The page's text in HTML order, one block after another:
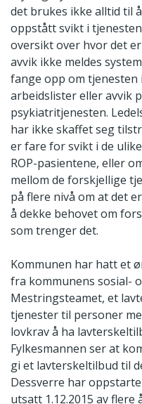
det brukes ikke alltid til
oppstått svikt i
oversikt over hvor det
avvik ikke meldes
fange opp om
arbeidslister eller avvik
psykiatritjenesten.
har ikke skaffet seg
er fare for svikt i de
ROP-pasientene, eller
mellom de forskjellige
på flere nivå om at det
å dekke behovet om
som trenger det.
Kommunen har hatt et
fra kommunens sosial-
Mestringsteamet, et
tjenester til personer
lovkrav å ha
Fylkesmannen ser at
gi et lavterskeltilbud til
Dessverre har
utsatt 1.12.2015 av flere